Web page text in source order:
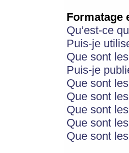
Formatage
Qu’est-ce
Puis-je
Que sont
Puis-je
Que sont
Que sont
Que sont
Que sont
Que sont